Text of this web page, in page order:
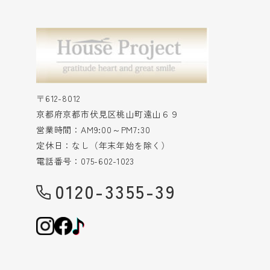
〒612-8012
京都府京都市伏見区桃山町遠山６９
営業時間：AM9:00～PM7:30
定休日：なし（年末年始を除く）
電話番号：075-602-1023
0120-3355-39